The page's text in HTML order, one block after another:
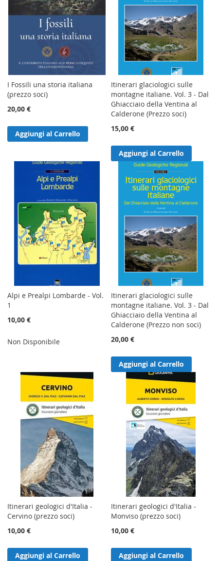
I Fossili una storia italiana
(prezzo soci)
20,00 €
Aggiungi al Carrello
Itinerari glaciologici sulle
montagne italiane. Vol. 3 - Dal
Ghiacciaio della Ventina al
Calderone (Prezzo soci)
15,00 €
Aggiungi al Carrello
Alpi e Prealpi Lombarde - Vol.
1
10,00 €
Non Disponibile
Itinerari glaciologici sulle
montagne italiane. Vol. 3 - Dal
Ghiacciaio della Ventina al
Calderone (Prezzo non soci)
20,00 €
Aggiungi al Carrello
Itinerari geologici d'Italia -
Cervino (prezzo soci)
10,00 €
Aggiungi al Carrello
Itinerari geologici d'Italia -
Monviso (prezzo soci)
10,00 €
Aggiungi al Carrello